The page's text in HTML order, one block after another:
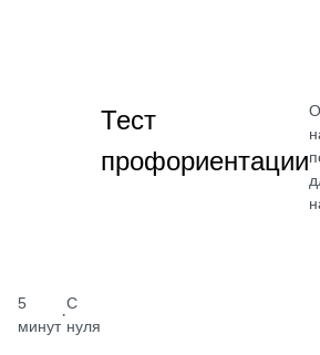
5
минут
·
С
нуля
Тест
профориентации